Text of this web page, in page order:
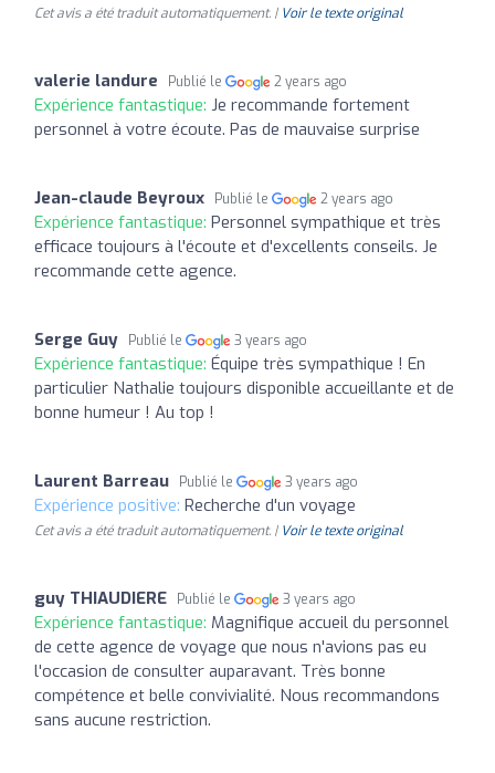
Cet avis a été traduit automatiquement. | Voir le texte original
valerie landure Publié le 2 years ago
Expérience fantastique: Je recommande fortement
personnel à votre écoute. Pas de mauvaise surprise
Jean-claude Beyroux Publié le 2 years ago
Expérience fantastique: Personnel sympathique et très
efficace toujours à l'écoute et d'excellents conseils. Je
recommande cette agence.
Serge Guy Publié le 3 years ago
Expérience fantastique: Équipe très sympathique ! En
particulier Nathalie toujours disponible accueillante et de
bonne humeur ! Au top !
Laurent Barreau Publié le 3 years ago
Expérience positive: Recherche d'un voyage
Cet avis a été traduit automatiquement. | Voir le texte original
guy THIAUDIERE Publié le 3 years ago
Expérience fantastique: Magnifique accueil du personnel
de cette agence de voyage que nous n'avions pas eu
l'occasion de consulter auparavant. Très bonne
compétence et belle convivialité. Nous recommandons
sans aucune restriction.